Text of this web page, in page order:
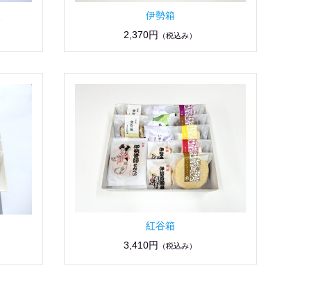
伊勢箱
2,370円
（税込み）
紅谷箱
3,410円
（税込み）